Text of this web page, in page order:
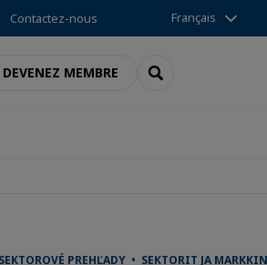
Contactez-nous Français
DEVENEZ MEMBRE RECHERCHER
PREHĽADY • SEKTORIT JA